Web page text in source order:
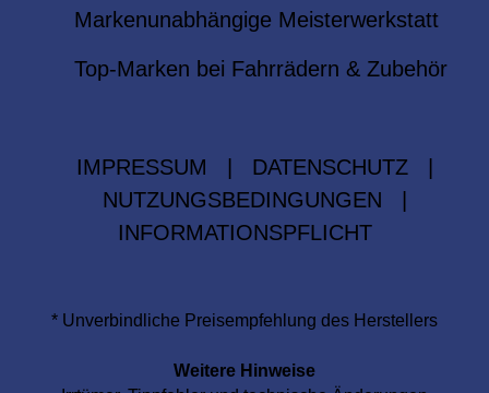
Markenunabhängige Meisterwerkstatt
Top-Marken bei Fahrrädern & Zubehör
IMPRESSUM DATENSCHUTZ
NUTZUNGSBEDINGUNGEN
INFORMATIONSPFLICHT
* Unverbindliche Preisempfehlung des Herstellers
Weitere Hinweise